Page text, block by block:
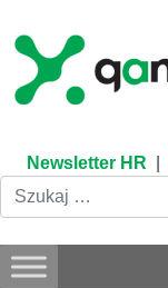
content
Newsletter HR